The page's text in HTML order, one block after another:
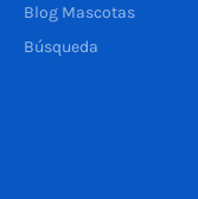
Blog Mascotas
Búsqueda